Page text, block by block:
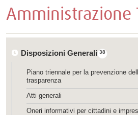
Amministrazione
38
Disposizioni Generali
Piano triennale per la prevenzione
trasparenza
Atti generali
Oneri informativi per cittadini e